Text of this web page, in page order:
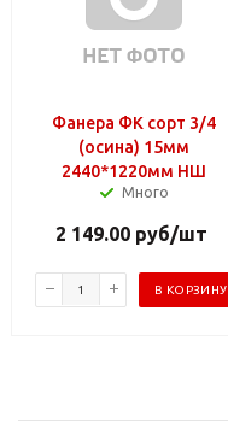
Фанера ФК сорт 3/4
(осина) 15мм
2440*1220мм НШ
Много
2 149.00 руб/шт
В КОРЗИНУ